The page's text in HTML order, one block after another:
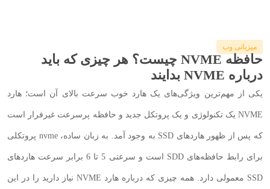
میزبانی وب
حافظه NVME چیست؟ هر چیزی که باید
درباره NVME بدایند
یکی از مهم‌ترین ویژگی‌های یک هارد خوب سرعت بالای آن است؛ هارد
NVME یک تکنولوژی و یک پروتکل جدید و حافظه پرسرعت غیرفرار است
که پس از ظهور هاردهای SSD به وجود آمد. به زبان ساده، nvme پروتکلی
برای رابط حافظه‌های SDD است و سرعتی 5 تا 6 برابر سرعت هاردهای
SSD معمولی دارد. همه چیزی که درباره هارد NVME نیاز دارید را در این